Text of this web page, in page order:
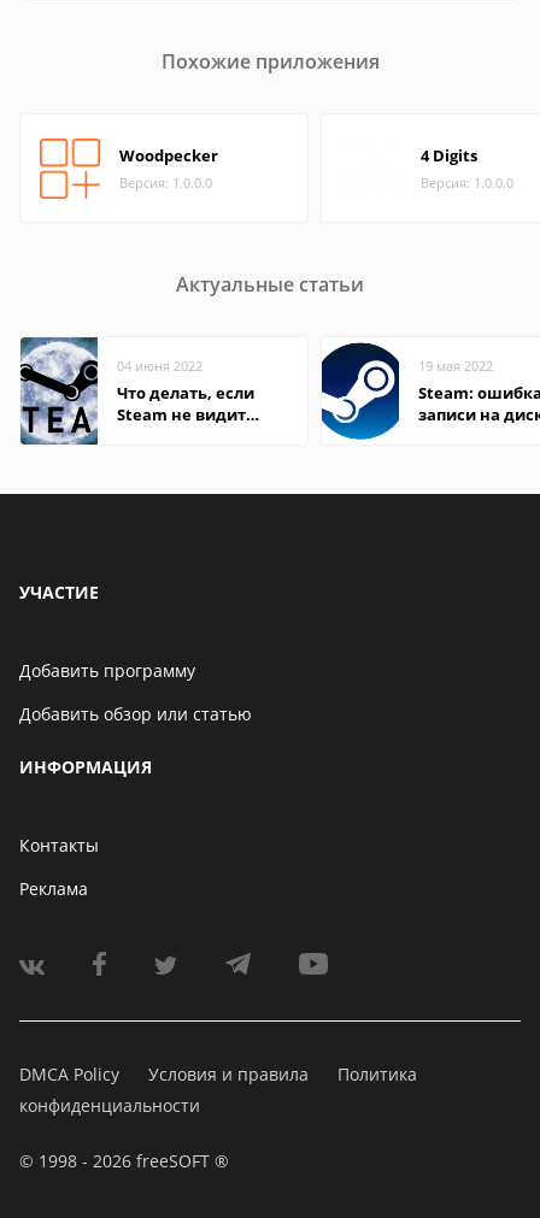
Похожие приложения
Woodpecker
Версия: 1.0.0.0
4 Digits
Версия: 1.0.0.0
Актуальные статьи
04 июня 2022
Что делать, если
Steam не видит
19 мая 2022
Steam:
записи на
УЧАСТИЕ
Добавить программу
Добавить обзор или статью
ИНФОРМАЦИЯ
Контакты
Реклама
DMCA Policy Условия и правила
Политика
конфиденциальности
© 1998 - 2026 freeSOFT ®